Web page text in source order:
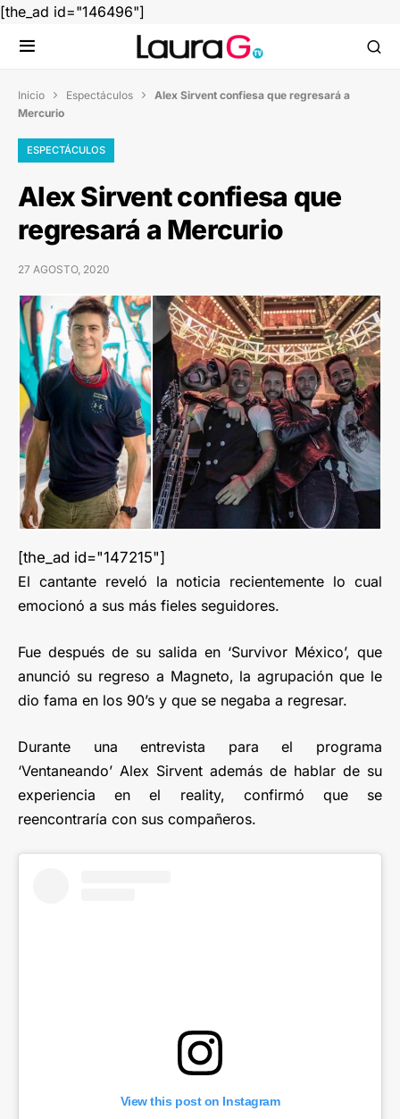
[the_ad id="146496"]
Inicio  Espectáculos  Alex Sirvent confiesa que regresará a
Mercurio
ESPECTÁCULOS
Alex Sirvent confiesa que
regresará a Mercurio
27 AGOSTO, 2020
[the_ad id="147215"]
El cantante reveló la noticia recientemente lo cual
emocionó a sus más fieles seguidores.
Fue después de su salida en ‘Survivor México’, que
anunció su regreso a Magneto, la agrupación que le
dio fama en los 90’s y que se negaba a regresar.
Durante una entrevista para el programa
‘Ventaneando’ Alex Sirvent además de hablar de su
experiencia en el reality, confirmó que se
reencontraría con sus compañeros.
View this post on Instagram